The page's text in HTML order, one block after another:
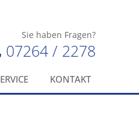
Sie haben Fragen?
07264 / 2278
KONTAKT